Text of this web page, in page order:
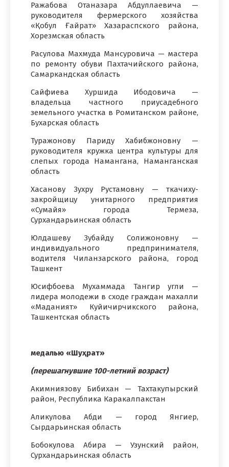
Ражабова Отаназара Абдуллаевича —
руководителя фермерского хозяйства
«Қобул Ғайрат» Хазараспского района,
Хорезмская область
Расулова Махмуда Мансуровича — мастера
по ремонту обуви Пахтачийского района,
Самаркандская область
Сайфиева Хуршида Ибодовича —
владельца частного приусадебного
земельного участка в Ромитанском районе,
Бухарская область
Туражонову Париду Хабибжоновну —
руководителя кружка центра культуры для
слепых города Намангана, Наманганская
область
Хасанову Зухру Рустамовну — ткачиху-
закройщицу унитарного предприятия
«Сумайя» города Термеза,
Сурхандарьинская область
Юлдашеву Зубайду Солижоновну —
индивидуального предпринимателя,
водителя Чиланзарского района, город
Ташкент
Юсифбоева Мухаммада Тангир угли —
лидера молодежи в сходе граждан махалли
«Маданият» Куйичирчикского района,
Ташкентская область
медалью «Шуҳрат»
(перешагнувшие 100-летний возраст)
Акимниязову Бибихан — Тахтакупырский
район, Республика Каракалпакстан
Аликулова Абди — город Янгиер,
Сырдарьинская область
Бобокулова Абира — Узунский район,
Сурхандарьинская область